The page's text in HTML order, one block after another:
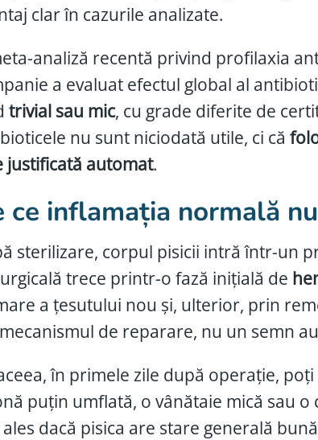
clar în cazurile analizate.
analiză recentă privind profilaxia
a evaluat efectul global al
trivial sau mic, cu grade diferite de
nu sunt niciodată utile, ci că
justificată automat.
ce inflamația normală
sterilizare, corpul pisicii intră într-un
trece printr-o fază inițială de
a țesutului nou și, ulterior, prin
de reparare, nu un semn
în primele zile după operație,
puțin umflată, o vânătaie mică sau
dacă pisica are stare generală